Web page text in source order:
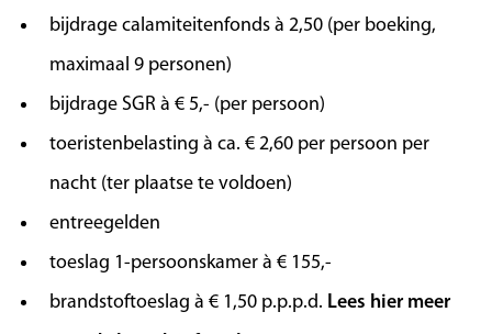
Geniet vandaag van een vrije dag die u naar
bijvoorbeeld gebruik van de sauna of bezoek
het dorpscentrum met zijn traditionele Tiroolse
charme, met gezellige cafés, restaurants en
maken van de gastenkaart en per S-Bahn een
bezoek brengen aan Innsbruck of het Brenner
Outlet Center.
bijdrage calamiteitenfonds à 2,50 (per boeking,
maximaal 9 personen)
bijdrage SGR à € 5,- (per persoon)
toeristenbelasting à ca. € 2,60 per persoon per
nacht (ter plaatse te voldoen)
entreegelden
toeslag 1-persoonskamer à € 155,-
brandstoftoeslag à € 1,50 p.p.p.d. Lees hier meer